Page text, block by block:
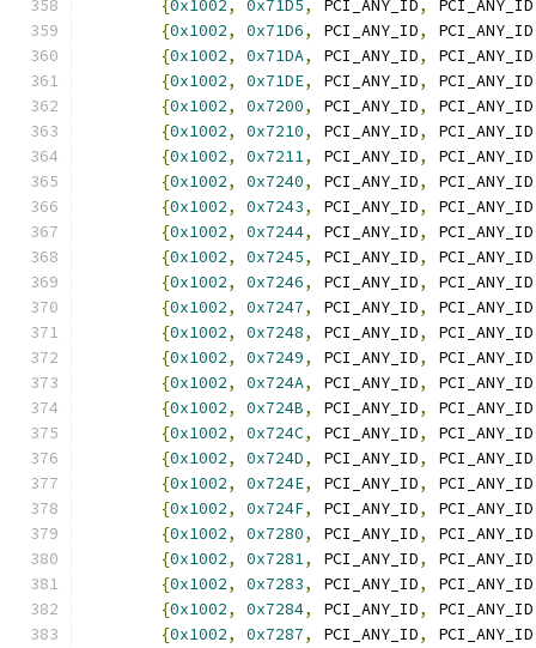
{0x1002, 0x71D5, PCI_ANY_ID, PCI_ANY_ID
{0x1002, 0x71D6, PCI_ANY_ID, PCI_ANY_ID
{0x1002, 0x71DA, PCI_ANY_ID, PCI_ANY_ID
{0x1002, 0x71DE, PCI_ANY_ID, PCI_ANY_ID
{0x1002, 0x7200, PCI_ANY_ID, PCI_ANY_ID
{0x1002, 0x7210, PCI_ANY_ID, PCI_ANY_ID
{0x1002, 0x7211, PCI_ANY_ID, PCI_ANY_ID
{0x1002, 0x7240, PCI_ANY_ID, PCI_ANY_ID
{0x1002, 0x7243, PCI_ANY_ID, PCI_ANY_ID
{0x1002, 0x7244, PCI_ANY_ID, PCI_ANY_ID
{0x1002, 0x7245, PCI_ANY_ID, PCI_ANY_ID
{0x1002, 0x7246, PCI_ANY_ID, PCI_ANY_ID
{0x1002, 0x7247, PCI_ANY_ID, PCI_ANY_ID
{0x1002, 0x7248, PCI_ANY_ID, PCI_ANY_ID
{0x1002, 0x7249, PCI_ANY_ID, PCI_ANY_ID
{0x1002, 0x724A, PCI_ANY_ID, PCI_ANY_ID
{0x1002, 0x724B, PCI_ANY_ID, PCI_ANY_ID
{0x1002, 0x724C, PCI_ANY_ID, PCI_ANY_ID
{0x1002, 0x724D, PCI_ANY_ID, PCI_ANY_ID
{0x1002, 0x724E, PCI_ANY_ID, PCI_ANY_ID
{0x1002, 0x724F, PCI_ANY_ID, PCI_ANY_ID
{0x1002, 0x7280, PCI_ANY_ID, PCI_ANY_ID
{0x1002, 0x7281, PCI_ANY_ID, PCI_ANY_ID
{0x1002, 0x7283, PCI_ANY_ID, PCI_ANY_ID
{0x1002, 0x7284, PCI_ANY_ID, PCI_ANY_ID
{0x1002, 0x7287, PCI_ANY_ID, PCI_ANY_ID